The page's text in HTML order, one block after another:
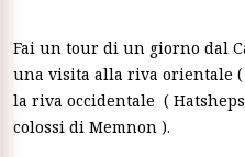
Fai un tour di un giorno dal
una visita alla riva orientale
la riva occidentale (
colossi di Memnon ).